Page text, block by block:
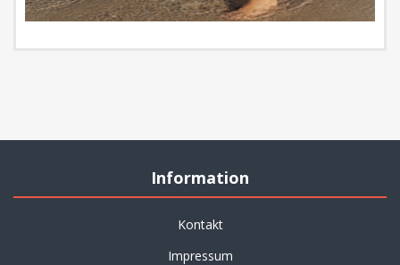
Information
Kontakt
Impressum